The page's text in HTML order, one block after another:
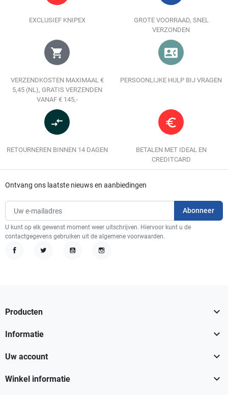
EXCLUSIEF KNIPEX
GROTE VOORRAAD, SNEL
VERZONDEN
shopping_cart
VERZENDKOSTEN MAXIMAAL €
5,45 (NL), GRATIS VERZENDEN
VANAF € 145,-
contact_phone
PERSOONLIJKE HULP BIJ VRAGEN
compare_arrows
RETOURNEREN BINNEN 14 DAGEN
euro_symbol
BETALEN MET IDEAL EN
CREDITCARD
Ontvang ons laatste nieuws en aanbiedingen
U kunt op elk gewenst moment weer uitschrijven. Hiervoor kunt u de
contactgegevens gebruiken uit de algemene voorwaarden.
Producten 
Informatie 
Uw account 
Winkel informatie 